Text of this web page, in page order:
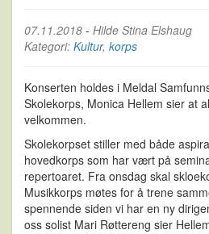
07.11.2018 - Hilde Stina Elshaug
Kategori: Kultur, korps
Konserten holdes i Meldal
Skolekorps, Monica Hellem sier at
velkommen.
Skolekorpset stiller med både
hovedkorps som har vært på
repertoaret. Fra onsdag skal
Musikkorps møtes for å trene
spennende siden vi har en ny
oss solist Mari Røttereng sier